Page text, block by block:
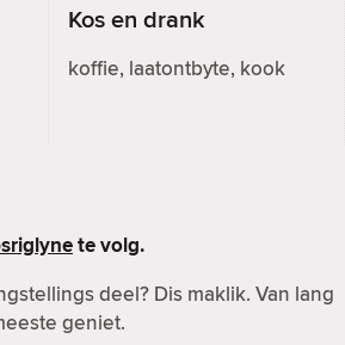
Kos en drank
koffie, laatontbyte, kook
te volg.
deel? Dis maklik. Van lang
geniet.